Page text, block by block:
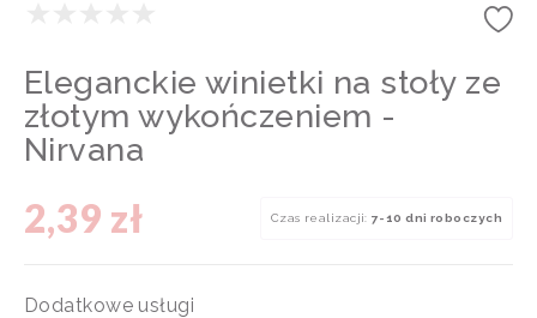
Eleganckie winietki na stoły ze
złotym wykończeniem -
Nirvana
2,39 zł Czas realizacji: 7-10 dni roboczych
Dodatkowe usługi